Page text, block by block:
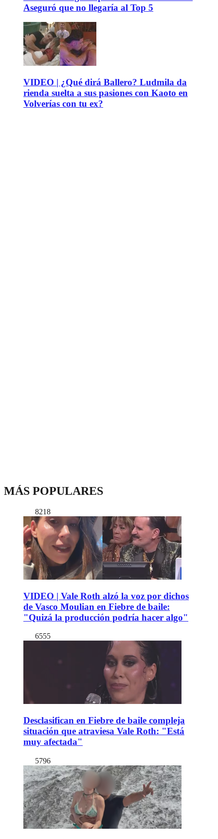
Aseguró que no llegaría al Top 5
VIDEO | ¿Qué dirá Ballero? Ludmila da
rienda suelta a sus pasiones con Kaoto en
Volverías con tu ex?
MÁS POPULARES
8218
VIDEO | Vale Roth alzó la voz por dichos
de Vasco Moulian en Fiebre de baile:
"Quizá la producción podría hacer algo"
6555
Desclasifican en Fiebre de baile compleja
situación que atraviesa Vale Roth: "Está
muy afectada"
5796